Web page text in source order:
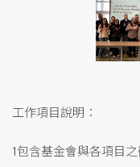
工作項目說明：
1包含基金會與各項目